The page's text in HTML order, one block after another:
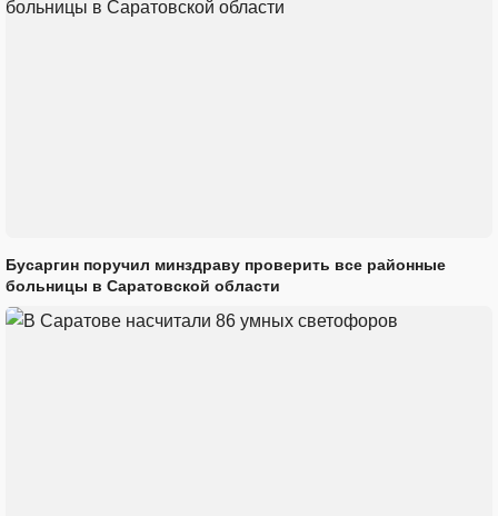
Бусаргин поручил минздраву проверить все районные
больницы в Саратовской области